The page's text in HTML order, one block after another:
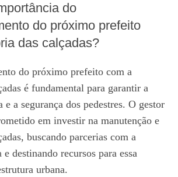
do
do próximo prefeito
das calçadas?
do próximo prefeito com a
é fundamental para garantir a
e a segurança dos pedestres. O gestor
em investir na manutenção e
buscando parcerias com a
destinando recursos para essa
urbana.